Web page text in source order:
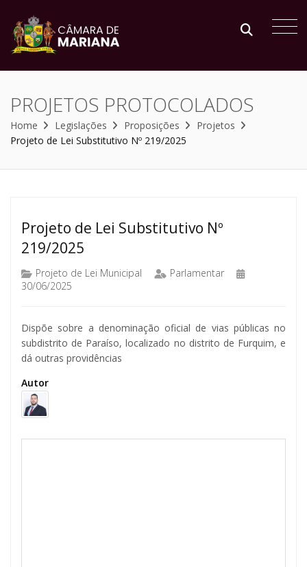
PROJETOS PROTOCOLADOS
Home Legislações Proposições
Projetos
Projeto de Lei Substitutivo Nº 219/2025
Projeto de Lei Substitutivo Nº
219/2025
Projeto de Lei Municipal
Parlamentar
30/06/2025
Dispõe sobre a denominação oficial de vias públicas no
subdistrito de Paraíso, localizado no distrito de Furquim, e
dá outras providências
Autor